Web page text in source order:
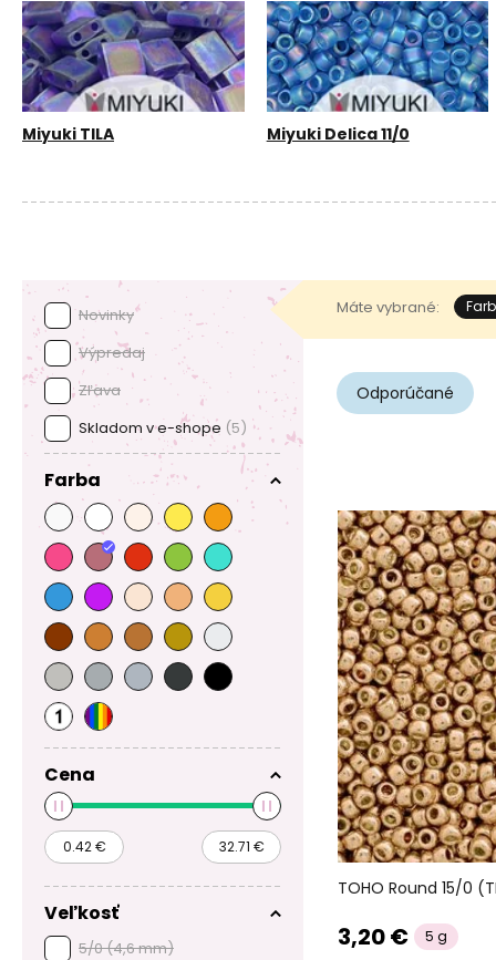
Miyuki TILA Miyuki Delica 11/0
Novinky
Výpredaj
Zľava
Skladom v e-shope (5)
Farba
Cena
Veľkosť
5/0 (4,6 mm)
Máte vybrané:
Odporúčané
TOHO Round 15/0
3,20 € 5 g